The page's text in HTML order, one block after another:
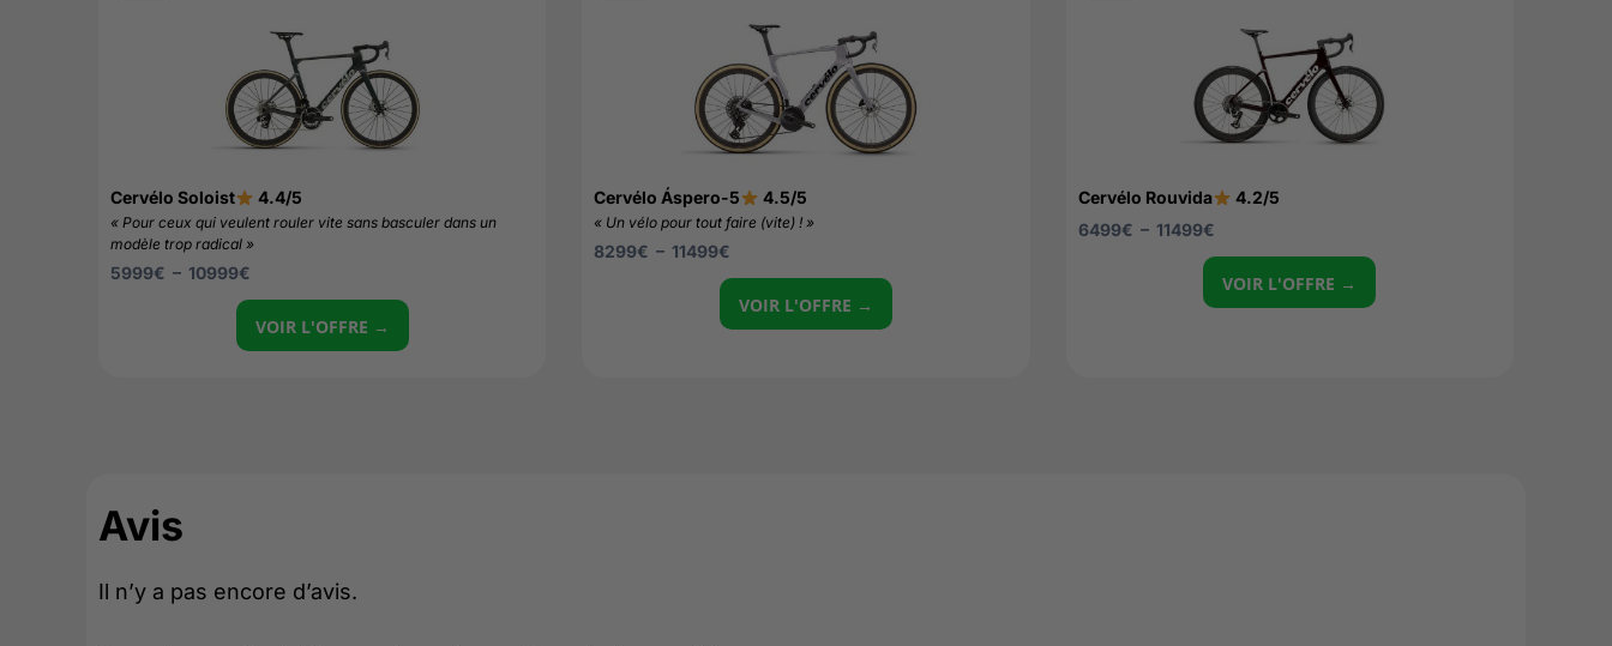
Cervélo Soloist 4.4/5
« Pour ceux qui veulent rouler vite sans basculer dans un
modèle trop radical »
5999€ – 10999€
VOIR L'OFFRE →
Cervélo Áspero-5 4.5/5
« Un vélo pour tout faire (vite) ! »
8299€ – 11499€
VOIR L'OFFRE →
Cervélo Rouvida
4.2/5
6499€ – 11499€
VOIR L'OFFRE →
Avis
Il n’y a pas encore d’avis.